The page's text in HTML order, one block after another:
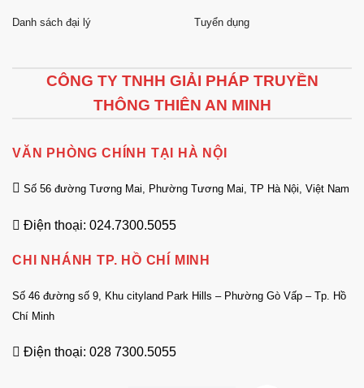
Danh sách đại lý Tuyển dụng
CÔNG TY TNHH GIẢI PHÁP TRUYỀN
THÔNG THIÊN AN MINH
VĂN PHÒNG CHÍNH TẠI HÀ NỘI
Số 56 đường Tương Mai, Phường Tương Mai, TP Hà Nội, Việt Nam
Điện thoại: 024.7300.5055
CHI NHÁNH TP. HỒ CHÍ MINH
Số 46 đường số 9, Khu cityland Park Hills – Phường Gò Vấp – Tp. Hồ
Chí Minh
Điện thoại: 028 7300.5055